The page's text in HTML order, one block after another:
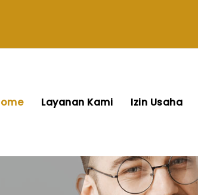
Layanan Kami Izin Usaha